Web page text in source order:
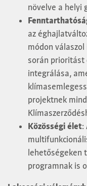
növelve a helyi
az
módon
során prioritást
integrálása,
projektnek
Közösségi élet:
lehetőségeken
programnak is